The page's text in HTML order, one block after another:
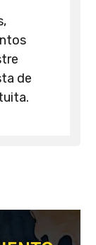
de